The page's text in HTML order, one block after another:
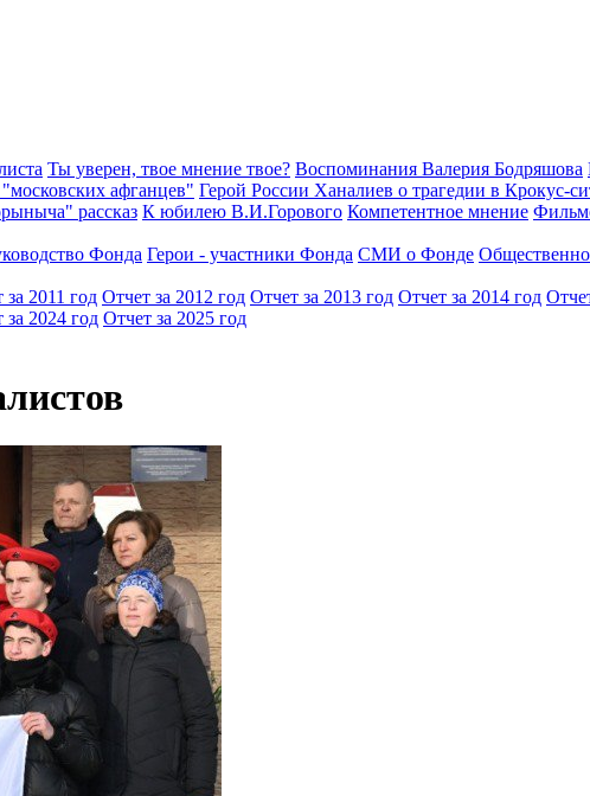
Ты уверен, твое мнение твое? Воспоминания Валерия Бодряшова
афганцев" Герой России Ханалиев о трагедии в Крокус-
рассказ К юбилею В.И.Горового Компетентное мнение
Фонда Герои - участники Фонда СМИ о Фонде
за 2011 год Отчет за 2012 год Отчет за 2013 год Отчет за 2014 год
за 2024 год Отчет за 2025 год